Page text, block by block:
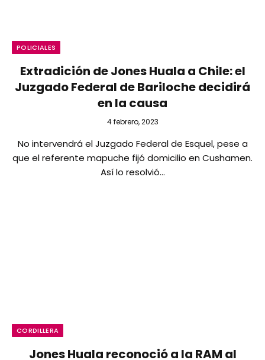
POLICIALES
Extradición de Jones Huala a Chile: el
Juzgado Federal de Bariloche decidirá
en la causa
4 febrero, 2023
No intervendrá el Juzgado Federal de Esquel, pese a
que el referente mapuche fijó domicilio en Cushamen.
Así lo resolvió…
CORDILLERA
Jones Huala reconoció a la RAM al